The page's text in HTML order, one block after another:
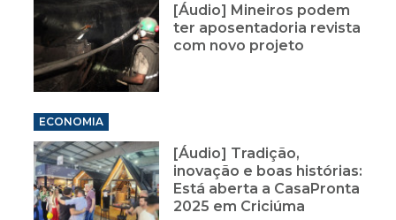
[Áudio] Mineiros podem
ter aposentadoria revista
com novo projeto
ECONOMIA
[Áudio] Tradição,
inovação e boas histórias:
Está aberta a CasaPronta
2025 em Criciúma